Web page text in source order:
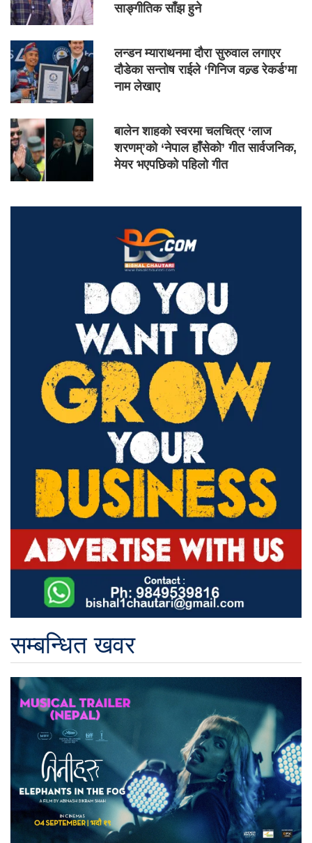
साङ्गीतिक साँझ हुने
लन्डन म्याराथनमा दौरा सुरुवाल लगाएर
दौडेका सन्तोष राईले ‘गिनिज वल्र्ड रेकर्ड’मा
नाम लेखाए
बालेन शाहको स्वरमा चलचित्र ‘लाज
शरणम्’को ‘नेपाल हाँसेको’ गीत सार्वजनिक,
मेयर भएपछिको पहिलो गीत
सम्बन्धित खवर